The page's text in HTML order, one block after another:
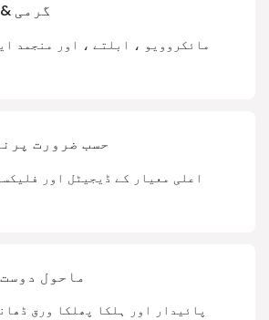
گرمی
مائکروویو ، ابلتے ، اور منجمد
حسب ضرورت
اعلی معیار کے ڈیجیٹل اور
ماحول
پائیدار اور ہلکا پھلکا ورق